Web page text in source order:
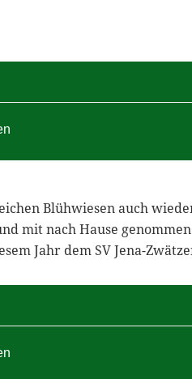
Blühwiesen auch
mit nach Hause
Jahr dem SV Jena-